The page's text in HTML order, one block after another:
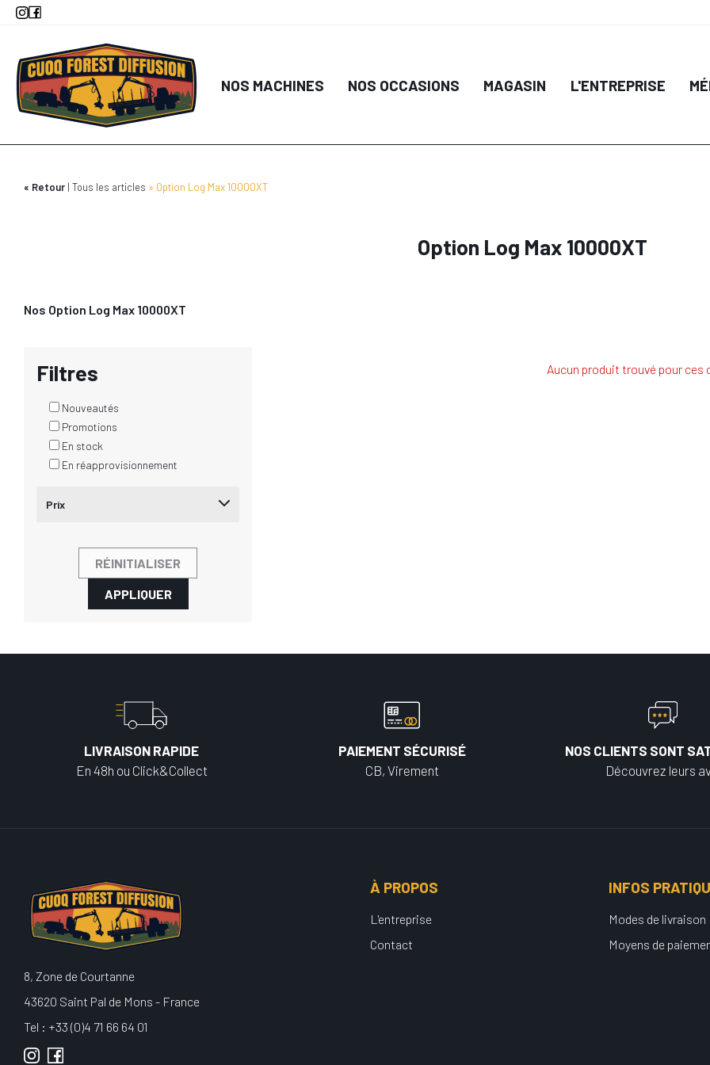
Aller
principal
NOS MACHINES NOS OCCASIONS MAGASIN L'ENTREPRISE
Retour Tous les articles Option Log Max 10000XT
Option Log Max 10000XT
Nos Option Log Max 10000XT
Filtres
Nouveautés
Promotions
En stock
En réapprovisionnement
Prix
RÉINITIALISER
APPLIQUER
Aucun produit trouvé pour ces
LIVRAISON RAPIDE
En 48h ou Click&Collect
PAIEMENT SÉCURISÉ
CB, Virement
NOS CLIENTS SONT
Découvrez leurs
8, Zone de Courtanne
43620 Saint Pal de Mons - France
Tel : +33 (0)4 71 66 64 01
À PROPOS
L'entreprise
Contact
INFOS
Modes de livraison
Moyens de